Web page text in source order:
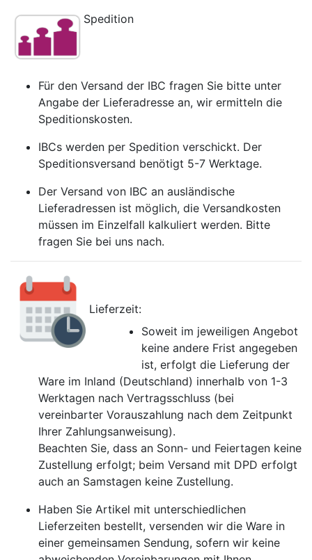
Spedition
Für den Versand der IBC fragen Sie bitte unter
Angabe der Lieferadresse an, wir ermitteln die
Speditionskosten.
IBCs werden per Spedition verschickt. Der
Speditionsversand benötigt 5-7 Werktage.
Der Versand von IBC an ausländische
Lieferadressen ist möglich, die Versandkosten
müssen im Einzelfall kalkuliert werden. Bitte
fragen Sie bei uns nach.
Lieferzeit:
Soweit im jeweiligen Angebot
keine andere Frist angegeben
ist, erfolgt die Lieferung der
Ware im Inland (Deutschland) innerhalb von 1-3
Werktagen nach Vertragsschluss (bei
vereinbarter Vorauszahlung nach dem Zeitpunkt
Ihrer Zahlungsanweisung).
Beachten Sie, dass an Sonn- und Feiertagen keine
Zustellung erfolgt; beim Versand mit DPD erfolgt
auch an Samstagen keine Zustellung.
Haben Sie Artikel mit unterschiedlichen
Lieferzeiten bestellt, versenden wir die Ware in
einer gemeinsamen Sendung, sofern wir keine